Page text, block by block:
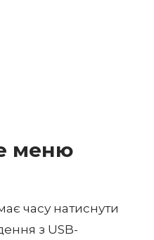
меню
часу натиснути
з USB-